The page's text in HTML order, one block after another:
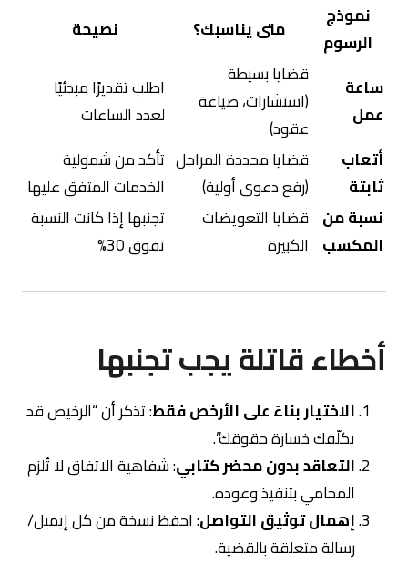
نموذج
الرسوم
متى يناسبك؟
نصيحة
ساعة
عمل
قضايا بسيطة
(استشارات، صياغة
عقود)
اطلب تقديرًا مبدئيًا
لعدد الساعات
أتعاب
ثابتة
قضايا محددة المراحل
(رفع دعوى أولية)
تأكد من شمولية
الخدمات المتفق عليها
نسبة من
المكسب
قضايا التعويضات
الكبيرة
تجنبها إذا كانت النسبة
تفوق 30%
أخطاء قاتلة يجب تجنبها
الاختيار بناءً على الأرخص فقط: تذكر أن “الرخيص قد
يكلّفك خسارة حقوقك”.
التعاقد بدون محضر كتابي: شفاهية الاتفاق لا تُلزم
المحامي بتنفيذ وعوده.
إهمال توثيق التواصل: احفظ نسخة من كل إيميل/
رسالة متعلقة بالقضية.